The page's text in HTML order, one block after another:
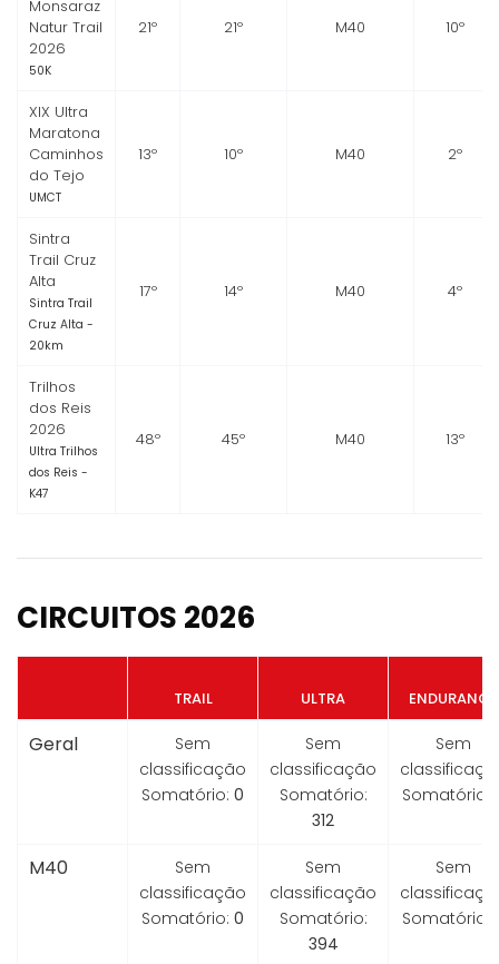
Monsaraz
Natur Trail
2026
50K
21º 21º M40 10º
XIX Ultra
Maratona
Caminhos
do Tejo
UMCT
13º 10º M40 2º
Sintra
Trail Cruz
Alta
Sintra Trail
Cruz Alta -
20km
17º 14º M40 4º
Trilhos
dos Reis
2026
Ultra Trilhos
dos Reis -
K47
48º 45º M40 13º
CIRCUITOS 2026
TRAIL ULTRA ENDURANCE
Geral
Sem
classificação
Somatório: 0
Sem
classificação
Somatório:
312
Sem
Somatório:
M40
Sem
classificação
Somatório: 0
Sem
classificação
Somatório:
394
Sem
Somatório: